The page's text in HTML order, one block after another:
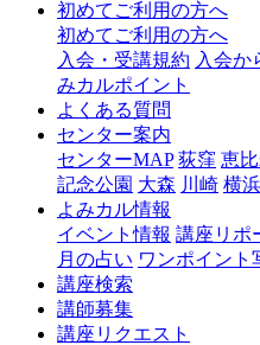
初めてご利用の方へ
初めてご利用の方へ
入会・受講規約 入会か
みカルポイント
よくある質問
センター案内
センターMAP 荻窪 恵
記念公園 大森 川崎 横浜
よみカル情報
イベント情報 講座リポ
月の占い ワンポイント
講座検索
講師募集
講座リクエスト